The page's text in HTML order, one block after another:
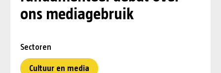
ons mediagebruik
Sectoren
Cultuur en media